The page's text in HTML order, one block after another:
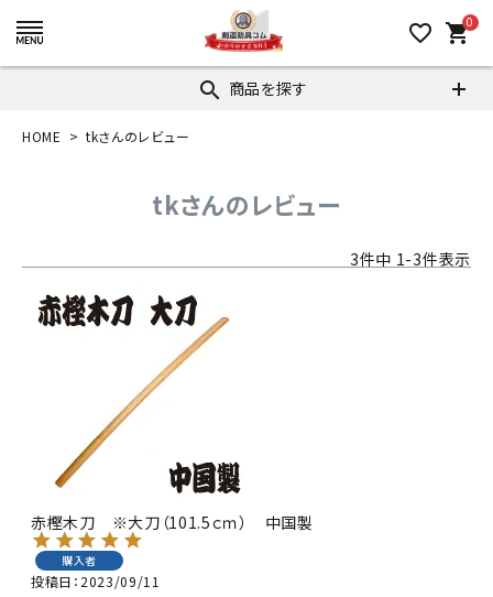
favorite_border 0
shopping_cart
search 商品を探す
HOME tkさんのレビュー
tkさんのレビュー
3件中 1-3件表示
赤樫木刀 ※大刀（101.5ｃｍ） 中国製
購入者
投稿日 2023/09/11